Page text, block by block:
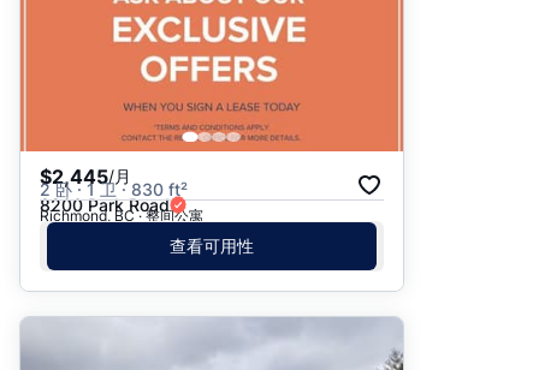
$2,445/月
2 卧 · 1 卫 · 830 ft²
8200 Park Road
Richmond, BC · 整间公寓
查看可用性